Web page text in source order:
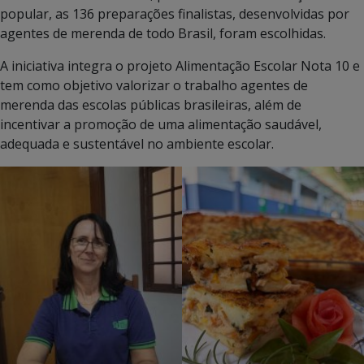
popular, as 136 preparações finalistas, desenvolvidas por
agentes de merenda de todo Brasil, foram escolhidas.
A iniciativa integra o projeto Alimentação Escolar Nota 10 e
tem como objetivo valorizar o trabalho agentes de
merenda das escolas públicas brasileiras, além de
incentivar a promoção de uma alimentação saudável,
adequada e sustentável no ambiente escolar.